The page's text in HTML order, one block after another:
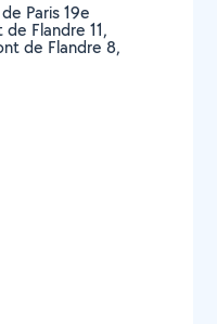
Paris 19e
Flandre 11,
de Flandre 8,